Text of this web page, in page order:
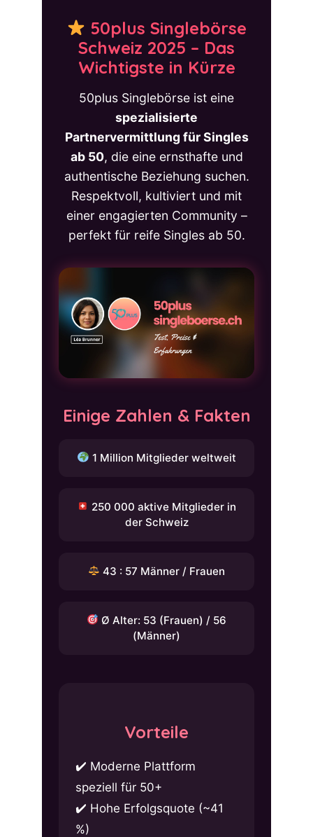
50plus Singlebörse
Schweiz 2025 – Das
Wichtigste in Kürze
50plus Singlebörse ist eine
spezialisierte
Partnervermittlung für Singles
ab 50, die eine ernsthafte und
authentische Beziehung suchen.
Respektvoll, kultiviert und mit
einer engagierten Community –
perfekt für reife Singles ab 50.
Einige Zahlen & Fakten
1 Million Mitglieder weltweit
250 000 aktive Mitglieder in
der Schweiz
43 : 57 Männer / Frauen
Ø Alter: 53 (Frauen) / 56
(Männer)
Vorteile
Moderne Plattform
speziell für 50+
Hohe Erfolgsquote (~41
%)